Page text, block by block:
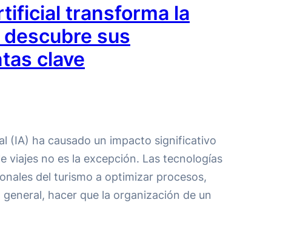
transforma la
sus
clave
(IA) ha causado un impacto significativo
viajes no es la excepción. Las tecnologías
del turismo a optimizar procesos,
hacer que la organización de un